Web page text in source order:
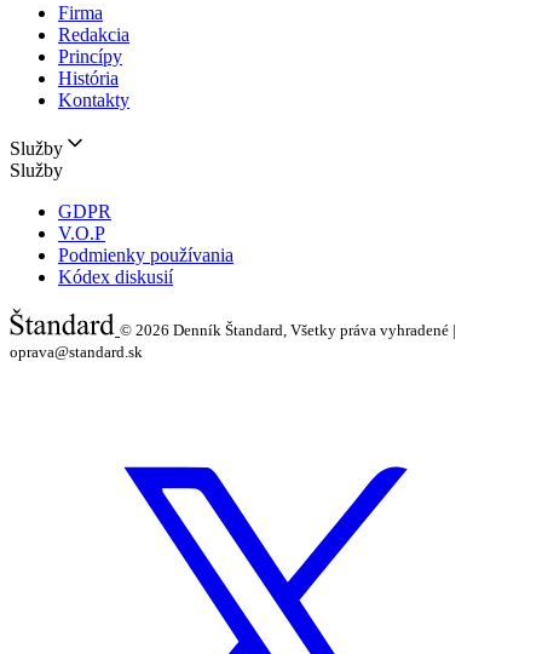
Firma
Redakcia
Princípy
História
Kontakty
Služby
Služby
GDPR
V.O.P
Podmienky používania
Kódex diskusií
© 2026 Denník Štandard, Všetky práva vyhradené |
oprava@standard.sk